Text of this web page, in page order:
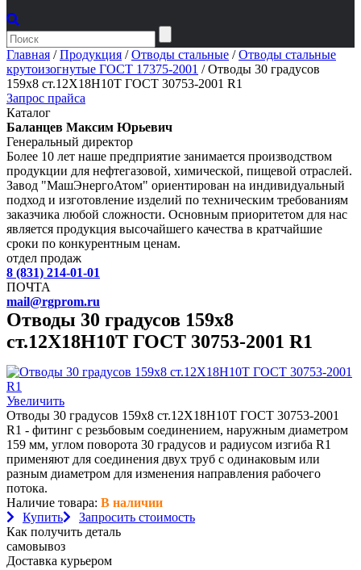
Главная /Продукция /Отводы стальные /Отводы стальные
крутоизогнутые ГОСТ 17375-2001 /Отводы 30 градусов
159х8 ст.12Х18Н10Т ГОСТ 30753-2001 R1
Запрос прайса
Каталог
Баланцев Максим Юрьевич
Генеральный директор
Более 10 лет наше предприятие занимается производством
продукции для нефтегазовой, химической, пищевой отраслей.
Завод "МашЭнергоАтом" ориентирован на индивидуальный
подход и изготовление изделий по техническим требованиям
заказчика любой сложности. Основным приоритетом для нас
является продукция высочайшего качества в кратчайшие
сроки по конкурентным ценам.
отдел продаж
8 (831) 214-01-01
ПОЧТА
mail@rgprom.ru
Отводы 30 градусов 159х8
ст.12Х18Н10Т ГОСТ 30753-2001 R1
Увеличить
Отводы 30 градусов 159х8 ст.12Х18Н10Т ГОСТ 30753-2001
R1 - фитинг с резьбовым соединением, наружным диаметром
159 мм, углом поворота 30 градусов и радиусом изгиба R1
применяют для соединения двух труб с одинаковым или
разным диаметром для изменения направления рабочего
потока.
Наличие товара: В наличии
Купить
Запросить стоимость
Как получить деталь
самовывоз
Доставка курьером